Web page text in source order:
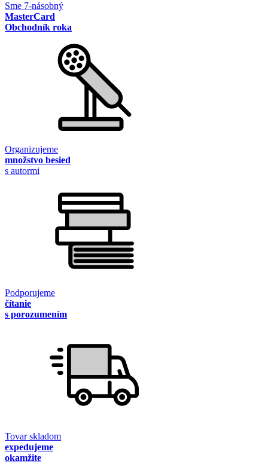
Sme 7-násobný
MasterCard
Obchodník roka
Organizujeme
množstvo besied
s autormi
Podporujeme
čítanie
s porozumením
Tovar skladom
expedujeme
okamžite